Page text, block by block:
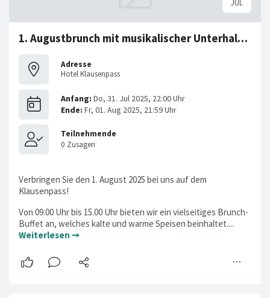
1. Augustbrunch mit musikalischer Unterhaltung
Adresse
Hotel Klausenpass
Verbringen Sie den 1. August 2025 bei uns auf dem
Klausenpass!
Von 09.00 Uhr bis 15.00 Uhr bieten wir ein vielseitiges Brunch-
Buffet an, welches kalte und warme Speisen beinhaltet....
Weiterlesen ➞